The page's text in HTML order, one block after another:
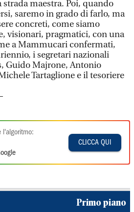
maestra. Poi, quando
saremo in grado di farlo, ma
concreti, come siamo
visionari, pragmatici, con una
a Mammucari confermati,
i segretari nazionali
Guido Majrone, Antonio
Tartaglione e il tesoriere
l'algoritmo:
CLICCA QUI
Primo piano